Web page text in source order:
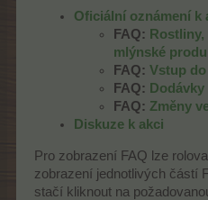
Oficiální oznámení k
FAQ:
mlýnské
FAQ: Vstup
FAQ:
FAQ: Změny
Diskuze k akci
Pro zobrazení FAQ lze
zobrazení jednotlivých částí
stačí kliknout na